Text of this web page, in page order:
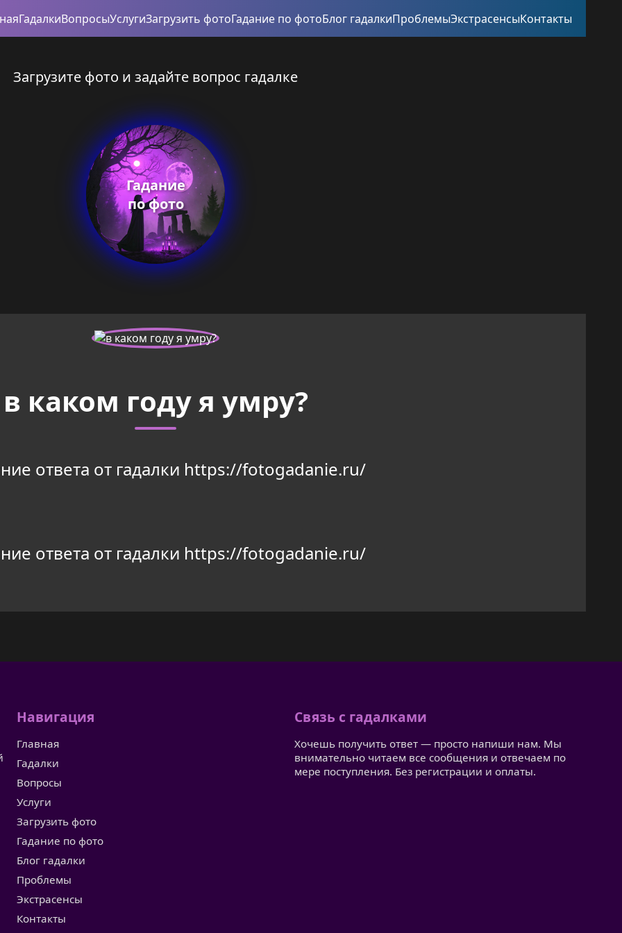
ГадалкиВопросыУслугиЗагрузить фотоГадание по фотоБлог гадалкиПроблемыЭкстрасенсыКонтакты
Загрузите фото и задайте вопрос гадалке
Гадание
по фото
в каком году я умру?
ответа от гадалки https://fotogadanie.ru/
ответа от гадалки https://fotogadanie.ru/
Навигация
Главная
Гадалки
Вопросы
Услуги
Загрузить фото
Гадание по фото
Блог гадалки
Проблемы
Экстрасенсы
Контакты
Связь с гадалками
Хочешь получить ответ — просто напиши нам. Мы
внимательно читаем все сообщения и отвечаем по
мере поступления. Без регистрации и оплаты.